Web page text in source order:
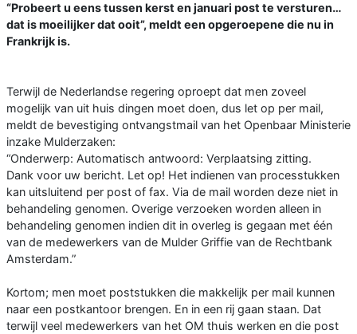
“Probeert u eens tussen kerst en januari post te versturen…
dat is moeilijker dat ooit”, meldt een opgeroepene die nu in
Frankrijk is.
Terwijl de Nederlandse regering oproept dat men zoveel
mogelijk van uit huis dingen moet doen, dus let op per mail,
meldt de bevestiging ontvangstmail van het Openbaar Ministerie
inzake Mulderzaken:
“Onderwerp: Automatisch antwoord: Verplaatsing zitting.
Dank voor uw bericht. Let op! Het indienen van processtukken
kan uitsluitend per post of fax. Via de mail worden deze niet in
behandeling genomen. Overige verzoeken worden alleen in
behandeling genomen indien dit in overleg is gegaan met één
van de medewerkers van de Mulder Griffie van de Rechtbank
Amsterdam.”
Kortom; men moet poststukken die makkelijk per mail kunnen
naar een postkantoor brengen. En in een rij gaan staan. Dat
terwijl veel medewerkers van het OM thuis werken en die post